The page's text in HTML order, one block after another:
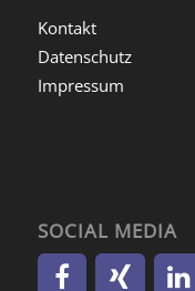
Kontakt
Datenschutz
Impressum
SOCIAL MEDIA